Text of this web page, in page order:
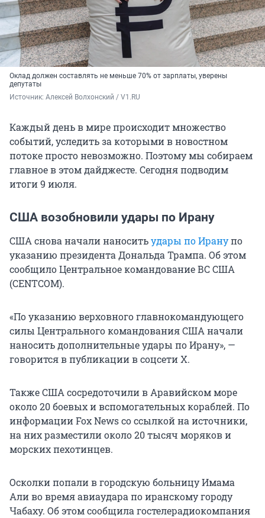
Оклад должен составлять не меньше 70% от зарплаты, уверены
депутаты
Источник: Алексей Волхонский / V1.RU
Каждый день в мире происходит множество
событий, уследить за которыми в новостном
потоке просто невозможно. Поэтому мы собираем
главное в этом дайджесте. Сегодня подводим
итоги 9 июля.
США возобновили удары по Ирану
США снова начали наноситьудары по Иранупо
указанию президента Дональда Трампа. Об этом
сообщило Центральное командование ВС США
(CENTCOM).
«По указанию верховного главнокомандующего
силы Центрального командования США начали
наносить дополнительные удары по Ирану», —
говорится в публикации в соцсети Х.
Также США сосредоточили в Аравийском море
около 20 боевых и вспомогательных кораблей. По
информации Fox News со ссылкой на источники,
на них разместили около 20 тысяч моряков и
морских пехотинцев.
Осколки попали в городскую больницу Имама
Али во время авиаудара по иранскому городу
Чабаху. Об этом сообщила гостелерадиокомпания